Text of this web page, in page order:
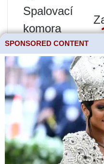
Spalovací
komora
Účinnost
Управление
Instalace
Materiál
výměníku tepla
Síťové napětí
Objem
SPONSORED CONTENT